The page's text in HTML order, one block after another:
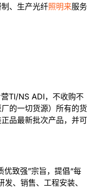
、生产光纤照明来服务
TI/NS ADI，不收购不
的一切货源）所有的货
品最新批次产品，并可
优致强”宗旨，提倡“每
、销售、工程安装、